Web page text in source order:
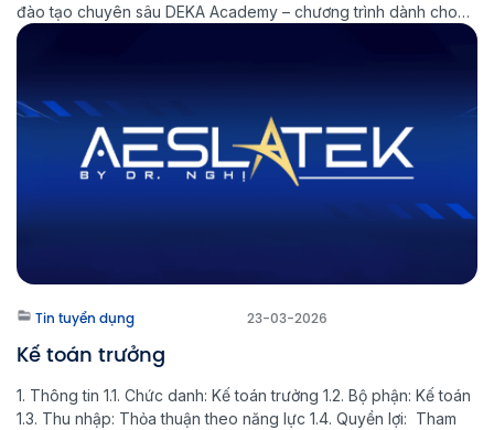
đào tạo chuyên sâu DEKA Academy – chương trình dành cho
cộng đồng bác sĩ và chuyên gia sử dụng công nghệ DEKA, tập
Tin tuyển dụng 23-03-2026
Kế toán trưởng
1. Thông tin 1.1. Chức danh: Kế toán trưởng 1.2. Bộ phận: Kế toán
1.3. Thu nhập: Thỏa thuận theo năng lực 1.4. Quyền lợi: Tham